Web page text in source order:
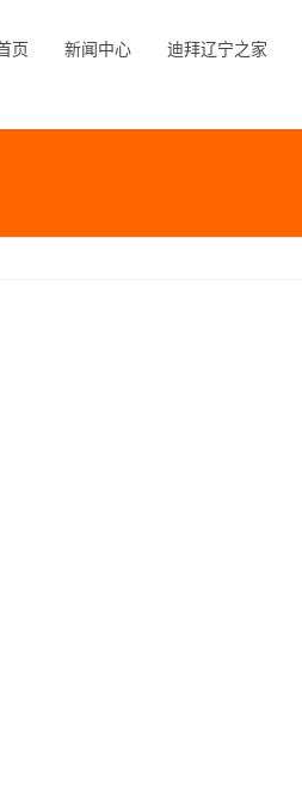
页 新闻中心 迪拜辽宁之家